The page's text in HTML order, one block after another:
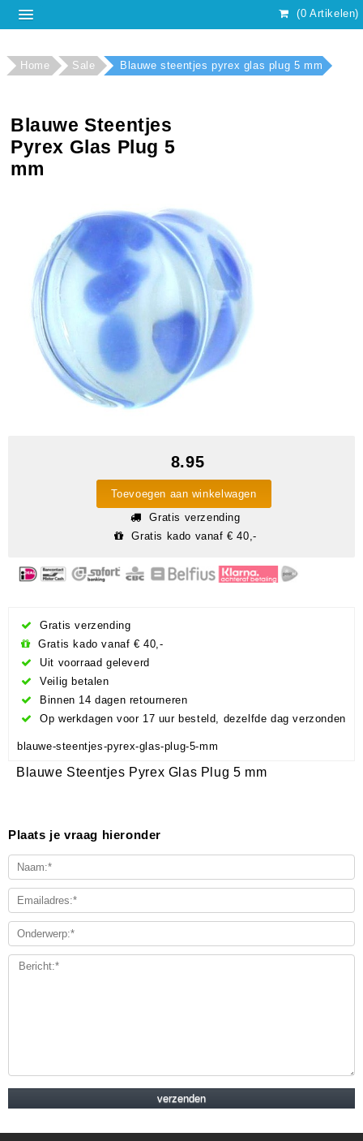
(0 Artikelen)
Home Sale Blauwe steentjes pyrex glas plug 5 mm
Blauwe Steentjes
Pyrex Glas Plug 5
mm
8.95
Toevoegen aan winkelwagen
Gratis verzending
Gratis kado vanaf € 40,-
Gratis verzending
Gratis kado vanaf € 40,-
Uit voorraad geleverd
Veilig betalen
Binnen 14 dagen retourneren
Op werkdagen voor 17 uur besteld, dezelfde dag verzonden
blauwe-steentjes-pyrex-glas-plug-5-mm
Blauwe Steentjes Pyrex Glas Plug 5 mm
Plaats je vraag hieronder